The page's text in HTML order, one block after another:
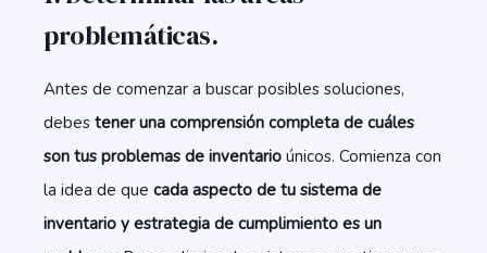
problemáticas.
Antes de comenzar a buscar posibles soluciones,
debes tener una comprensión completa de cuáles
son tus problemas de inventario únicos. Comienza con
la idea de que cada aspecto de tu sistema de
inventario y estrategia de cumplimiento es un